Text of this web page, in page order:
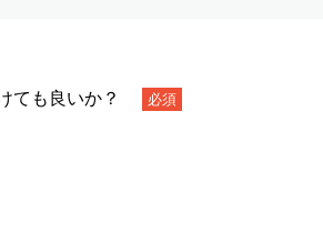
ても良いか？ 必須